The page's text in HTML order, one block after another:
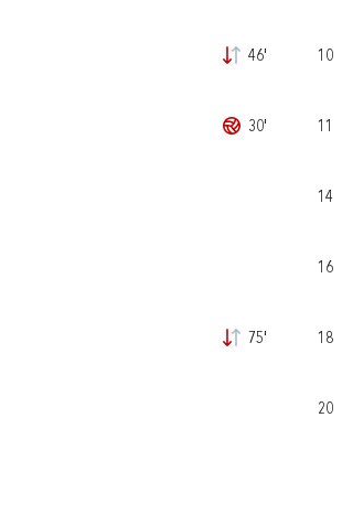
46'
30'
75'
10
11
14
16
18
20